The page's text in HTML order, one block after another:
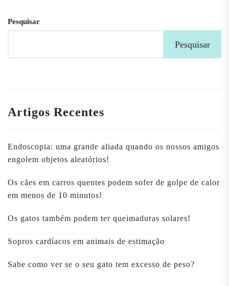
Pesquisar
Pesquisar
Artigos Recentes
Endoscopia: uma grande aliada quando os nossos amigos
engolem objetos aleatórios!
Os cães em carros quentes podem sofer de golpe de calor
em menos de 10 minutos!
Os gatos também podem ter queimaduras solares!
Sopros cardíacos em animais de estimação
Sabe como ver se o seu gato tem excesso de peso?